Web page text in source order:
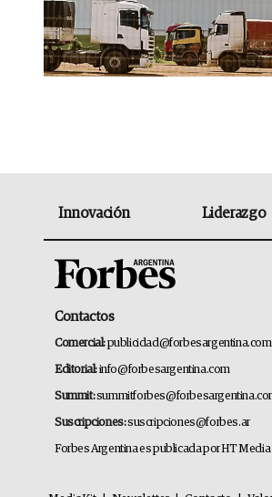
Innovación Liderazgo
Contactos
Comercial:publicidad@forbesargentina.com
Editorial:info@forbesargentina.com
Summit:
Suscripciones:suscripciones@forbes.ar
Forbes Argentina es publicada por HT Media